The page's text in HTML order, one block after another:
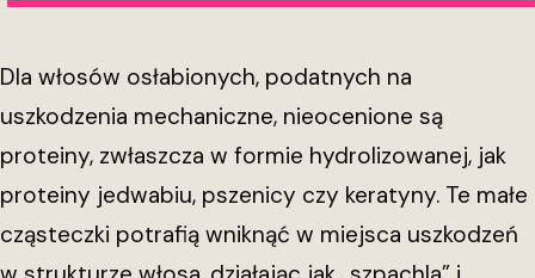
Dla włosów osłabionych, podatnych na
uszkodzenia mechaniczne, nieocenione są
proteiny, zwłaszcza w formie hydrolizowanej, jak
proteiny jedwabiu, pszenicy czy keratyny. Te małe
cząsteczki potrafią wniknąć w miejsca uszkodzeń